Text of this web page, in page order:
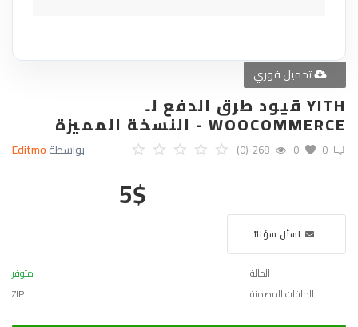
تحميل فوري
YITH قيود طرق الدفع لـ
WOOCOMMERCE - النسخة المميزة
بواسطةEditmo 0
(0) 0
268
5$
اسأل سؤالاً
الحالة
متوفر
الملفات المضمنة
ZIP